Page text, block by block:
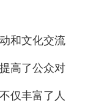
和文化交流
高了公众对
仅丰富了人